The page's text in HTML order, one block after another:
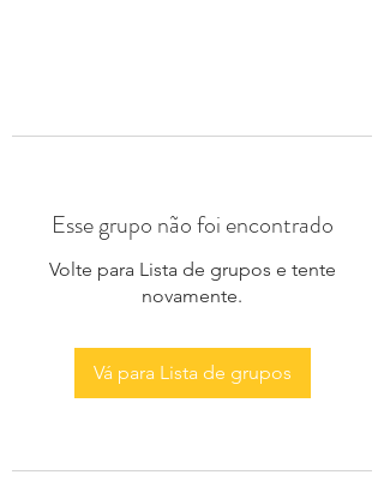
Esse grupo não foi encontrado
Volte para Lista de grupos e tente
novamente.
Vá para Lista de grupos